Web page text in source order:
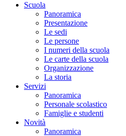
Scuola
Panoramica
Presentazione
Le sedi
Le persone
I numeri della scuola
Le carte della scuola
Organizzazione
La storia
Servizi
Panoramica
Personale scolastico
Famiglie e studenti
Novità
Panoramica